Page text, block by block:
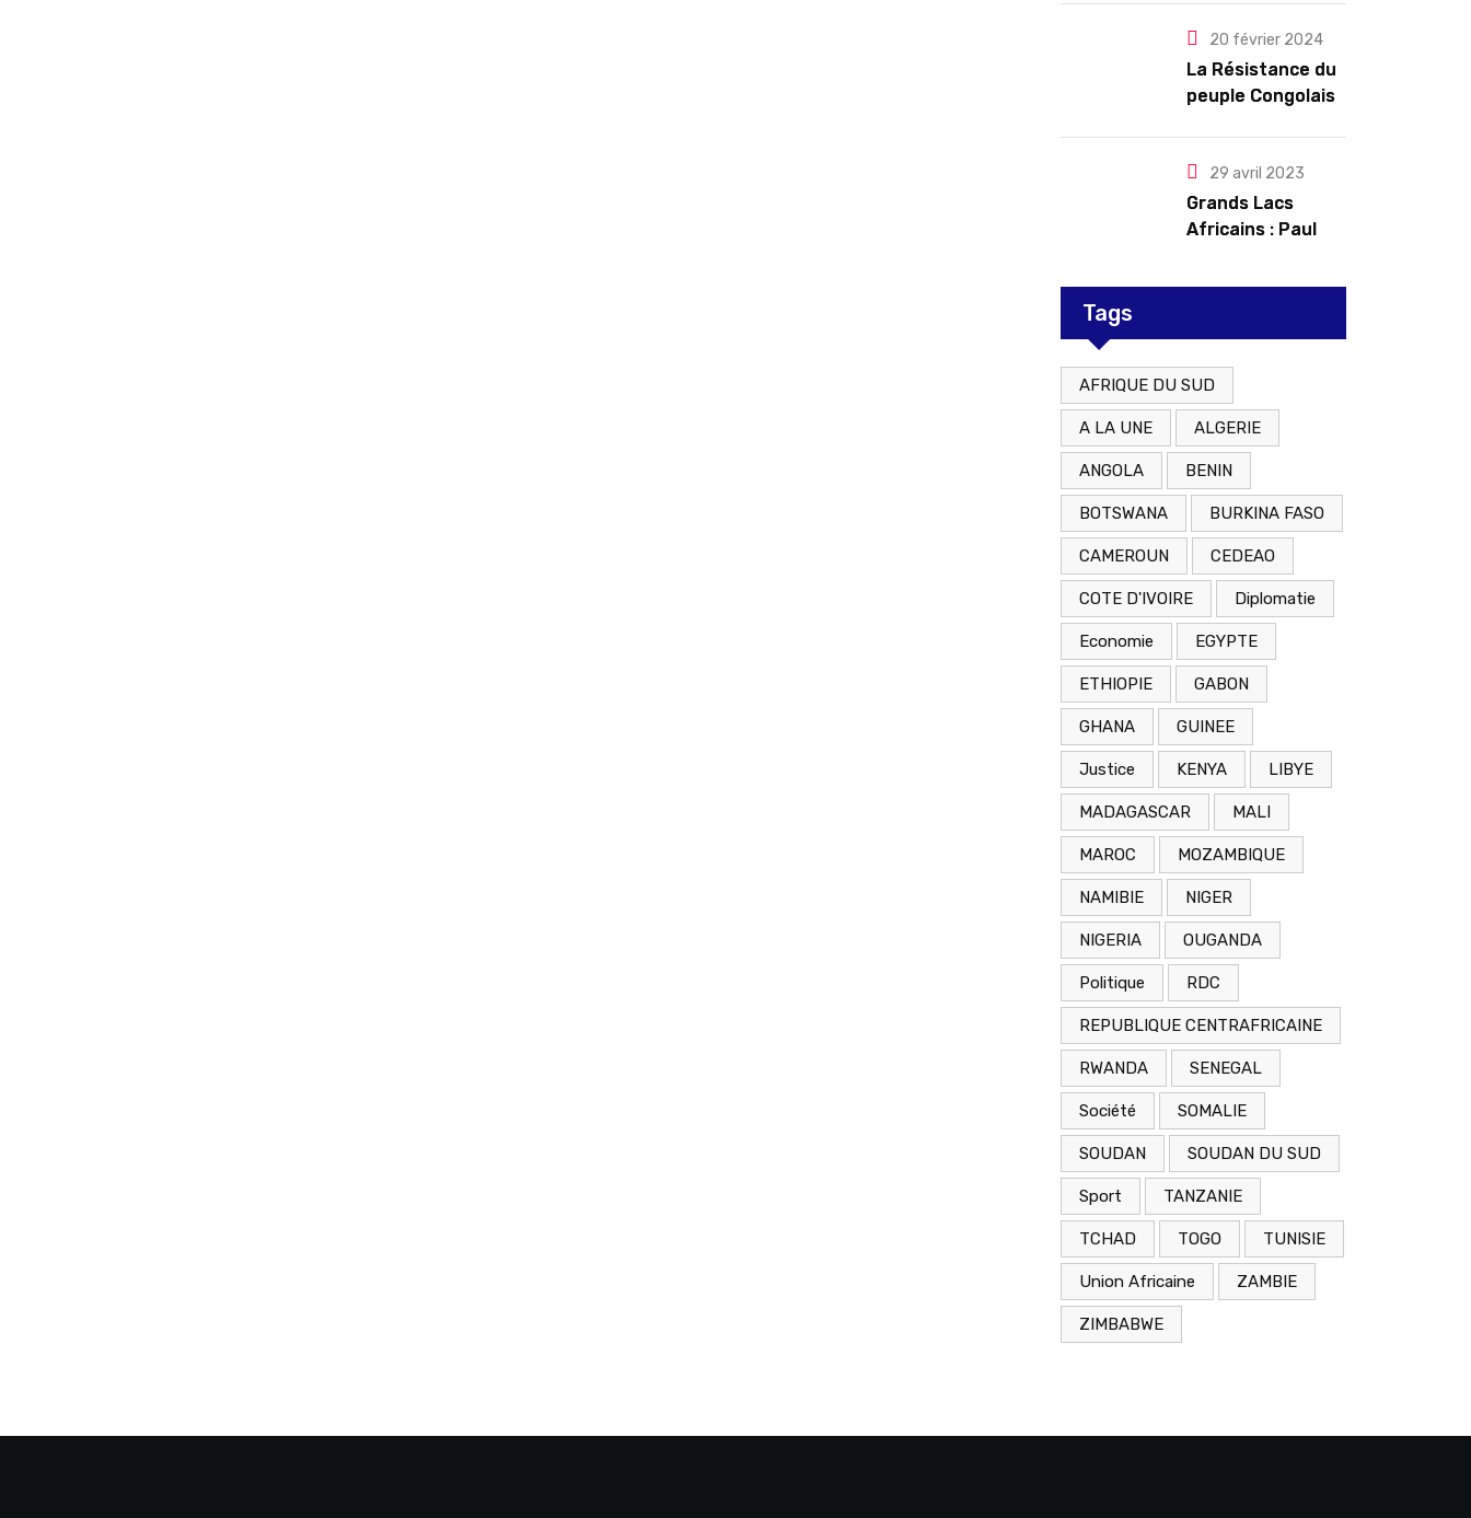
l’arrêt des
troubles
20 février 2024
La Résistance du
peuple Congolais
par le Rwanda
29 avril 2023
Grands Lacs
Africains : Paul
redorer le blason
Tags
AFRIQUE DU SUD
A LA UNE ALGERIE
ANGOLA BENIN
BOTSWANA BURKINA FASO
CAMEROUN CEDEAO
COTE D'IVOIRE Diplomatie
Economie EGYPTE
ETHIOPIE GABON
GHANA GUINEE
Justice KENYA LIBYE
MADAGASCAR MALI
MAROC MOZAMBIQUE
NAMIBIE NIGER
NIGERIA OUGANDA
Politique RDC
REPUBLIQUE CENTRAFRICAINE
RWANDA SENEGAL
Société SOMALIE
SOUDAN SOUDAN DU SUD
Sport TANZANIE
TCHAD TOGO TUNISIE
Union Africaine ZAMBIE
ZIMBABWE